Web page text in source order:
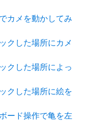
カメを動かしてみ
クした場所にカメ
クした場所によっ
クした場所に絵を
ード操作で亀を左